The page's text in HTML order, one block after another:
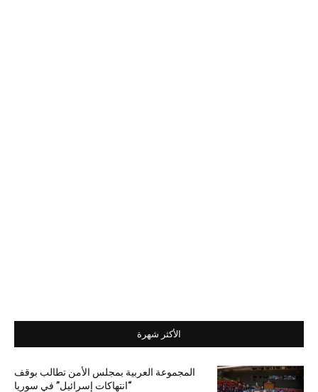
الأكثر شهرة
المجموعة العربية بمجلس الأمن تطالب بوقف
“انتهاكات إسرائيل” في سوريا